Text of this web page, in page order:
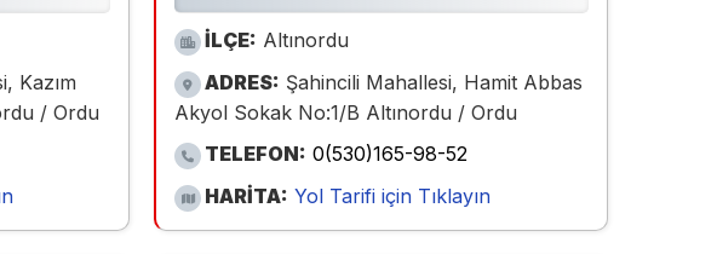
Kazım
/ Ordu
İLÇE: Altınordu
ADRES: Şahincili Mahallesi, Hamit Abbas
Akyol Sokak No:1/B Altınordu / Ordu
TELEFON: 0(530)165-98-52
HARİTA: Yol Tarifi için Tıklayın